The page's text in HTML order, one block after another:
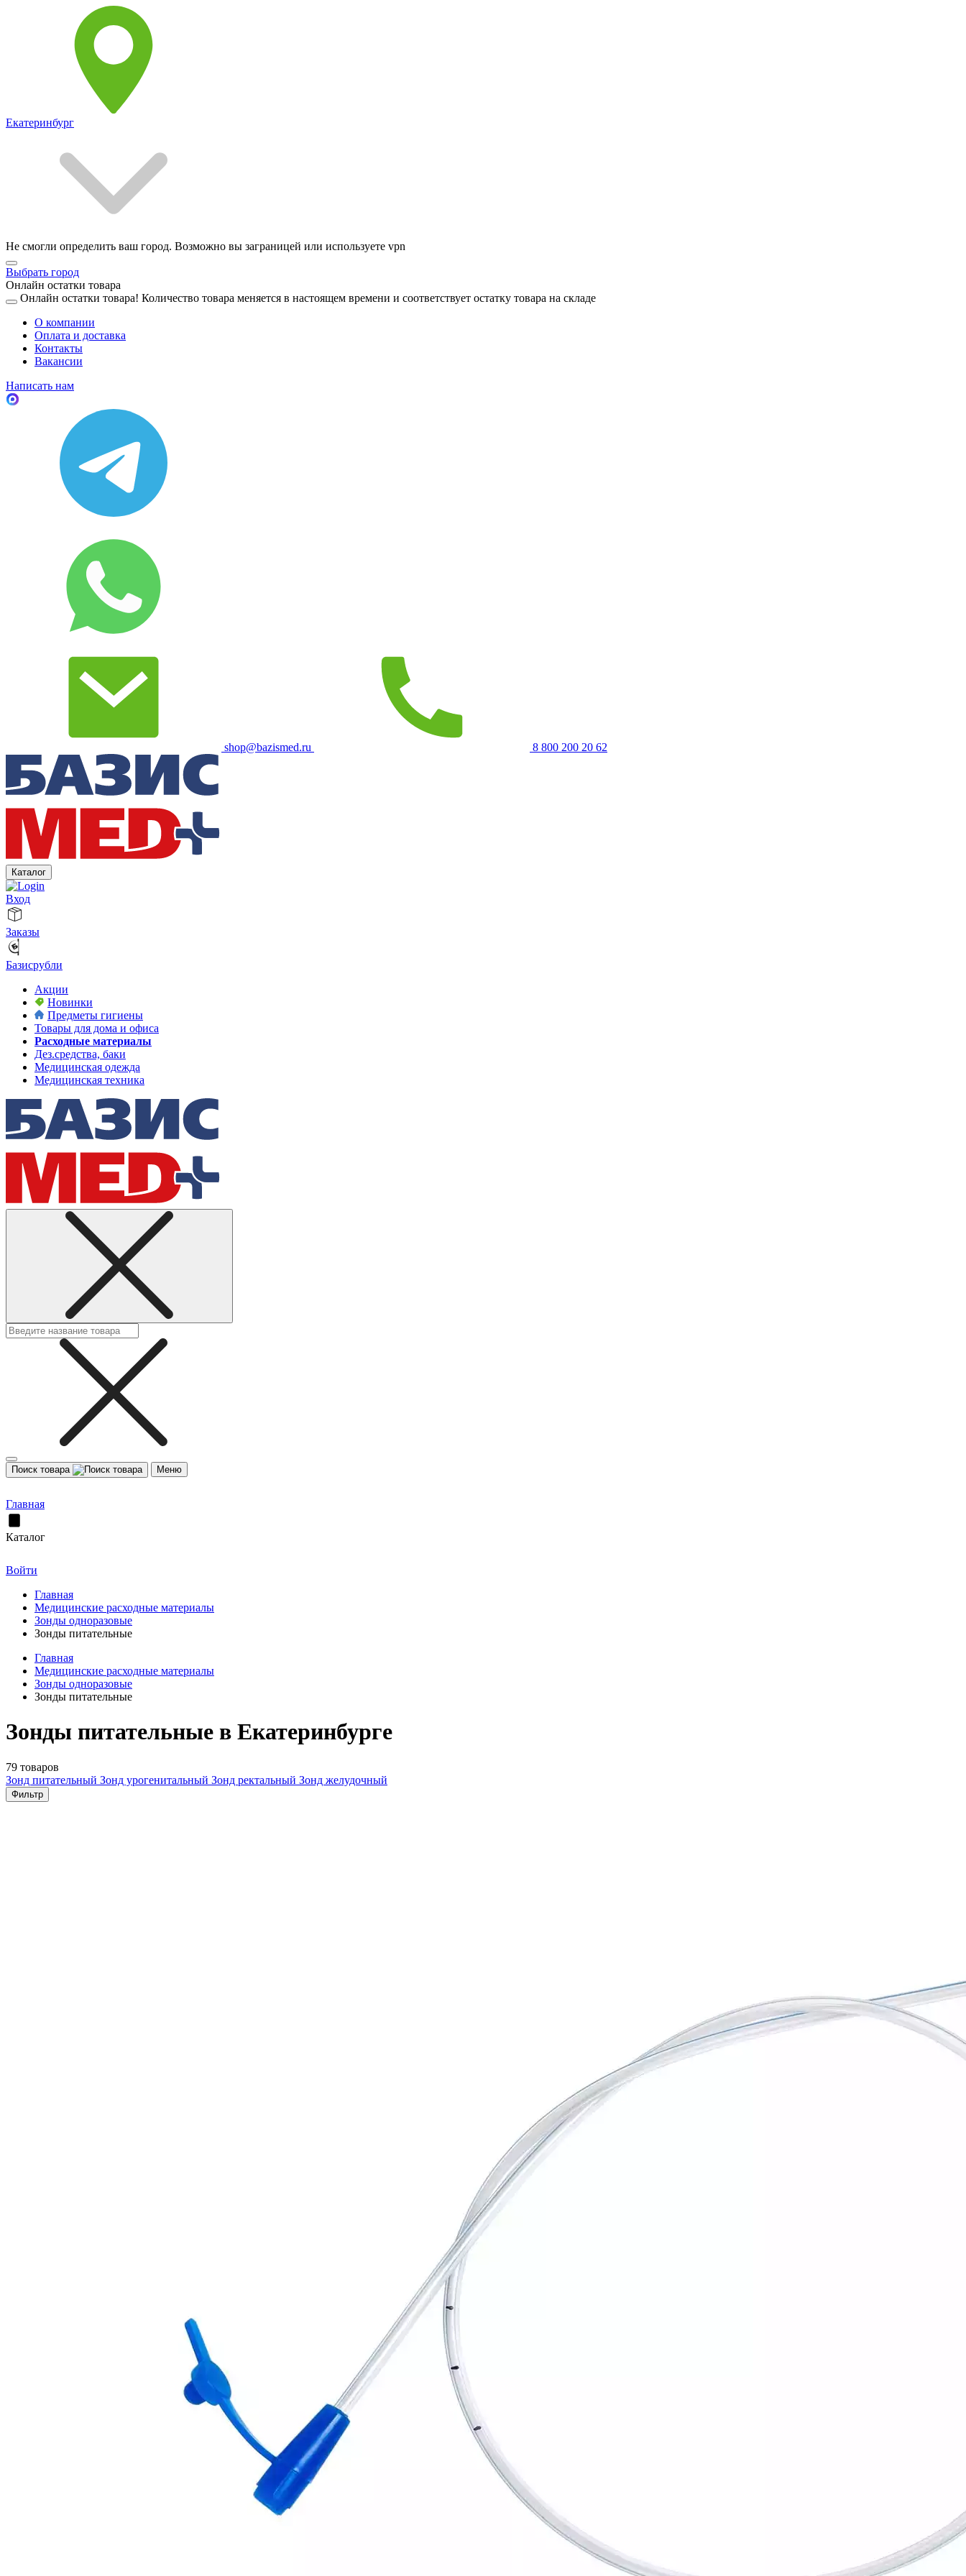
Екатеринбург
Не смогли определить ваш город. Возможно вы заграницей или используете vpn
Выбрать город
Онлайн остатки товара
Онлайн остатки товара! Количество товара меняется в настоящем времени и соответствует остатку товара на складе
О компании
Оплата и доставка
Контакты
Вакансии
Написать нам
shop@bazismed.ru 8 800 200 20 62
Каталог
Вход
Заказы
Базисрубли
Акции
Новинки
Предметы гигиены
Товары для дома и офиса
Расходные материалы
Дез.средства, баки
Медицинская одежда
Медицинская техника
Поиск товара Меню
Главная
Каталог
Войти
Главная
Медицинские расходные материалы
Зонды одноразовые
Зонды питательные
Главная
Медицинские расходные материалы
Зонды одноразовые
Зонды питательные
Зонды питательные в Екатеринбурге
79 товаров
Зонд питательный Зонд урогенитальный Зонд ректальный Зонд желудочный
Фильтр